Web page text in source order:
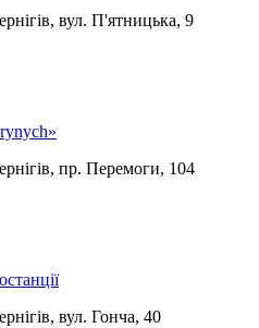
вул. П'ятницька, 9
пр. Перемоги, 104
вул. Гонча, 40